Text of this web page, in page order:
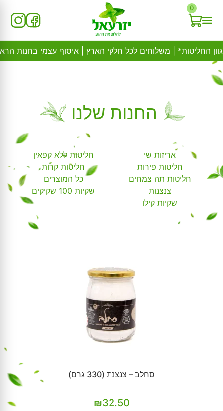
content
0
החנות שלנו
אריזות שי
חליטות ללא קפאין
חליטות פירות
חליטות קרות
חליטות תה צמחים
כל המוצרים
צנצנות
שקיות 100 שקיקים
שקיות קילו
סחלב – צנצנת (330 גרם)
₪32.50